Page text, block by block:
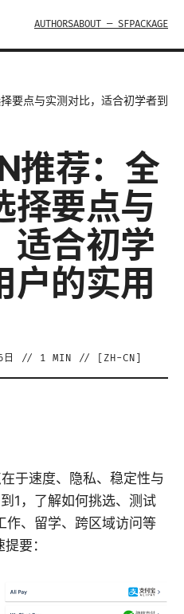
AUTHORSABOUT — SFPACKAGE
要点与实测对比，适合初学者到
推荐：全
择要点与
适合初学
户的实用
// 1 MIN // [ ZH-CN
于速度、隐私、稳定性与
1，了解如何挑选、测试
作、留学、跨区域访问等
要：